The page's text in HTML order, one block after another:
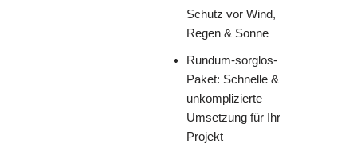
Schutz vor Wind,
Regen & Sonne
Rundum-sorglos-
Paket: Schnelle &
unkomplizierte
Umsetzung für Ihr
Projekt